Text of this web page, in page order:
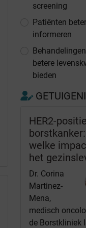
screening
Patiënten beter
informeren
betere
bieden
HER2-
borstkanker:
welke
het
Dr. Corina
Martinez-
Mena,
medisch
de Borstkliniek